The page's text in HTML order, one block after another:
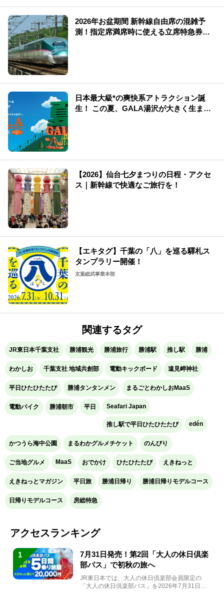
2026年お盆期間 新幹線自由席の混雑予
測！指定席満席時に使える立席特急券も
日本最大級*の爽快系アトラクション誕
生！ この夏、GALA湯沢が大きく生まれ
【2026】仙台七夕まつりの日程・アクセ
ス｜新幹線で快適なご旅行を！
【エキタグ】千葉の「八」を巡る驛札ス
タンプラリー開催！
京葉総武事業本部
関連するタグ
JR東日本千葉支社 勝浦観光 勝浦旅行 勝浦駅 推し駅 勝浦
わかしお 千葉支社 地域共創部 電動キックボード 遠見岬神社
平日ひたひたたび 勝浦タンタンメン まるごとわかしおMaaS
電動バイク 勝浦朝市 平日 Seafari Japan
推し駅で平日ひたひたたび edén
かつうら海中公園 まるわかグルメチケット のんびり
ご当地グルメ MaaS おでかけ ひたひたたび えきねっと
えきねっとマガジン 平日旅 勝浦日帰り 勝浦日帰りモデルコース
日帰りモデルコース 房総特急
アクセスランキング
1
7月31日発売！第2回「大人の休日倶楽
部パス」で初秋の旅へ
JR東日本では、大人の休日倶楽部会員限定の
「大人の休日倶楽部パス」を2026年7月31日